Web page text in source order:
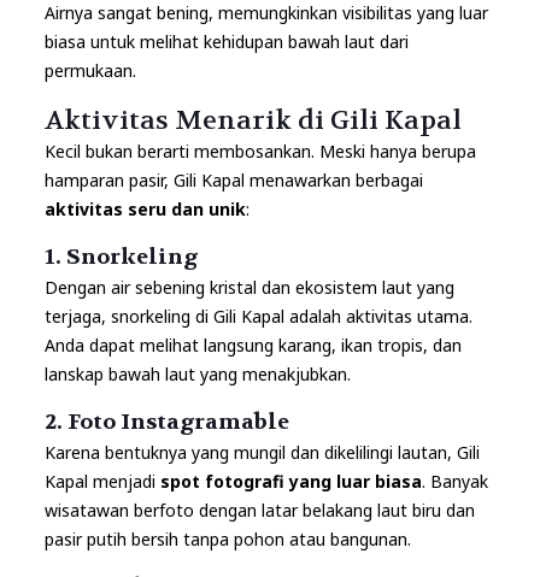
Airnya sangat bening, memungkinkan visibilitas yang luar
biasa untuk melihat kehidupan bawah laut dari
permukaan.
Aktivitas Menarik di Gili Kapal
Kecil bukan berarti membosankan. Meski hanya berupa
hamparan pasir, Gili Kapal menawarkan berbagai
aktivitas seru dan unik:
1. Snorkeling
Dengan air sebening kristal dan ekosistem laut yang
terjaga, snorkeling di Gili Kapal adalah aktivitas utama.
Anda dapat melihat langsung karang, ikan tropis, dan
lanskap bawah laut yang menakjubkan.
2. Foto Instagramable
Karena bentuknya yang mungil dan dikelilingi lautan, Gili
Kapal menjadi spot fotografi yang luar biasa. Banyak
wisatawan berfoto dengan latar belakang laut biru dan
pasir putih bersih tanpa pohon atau bangunan.